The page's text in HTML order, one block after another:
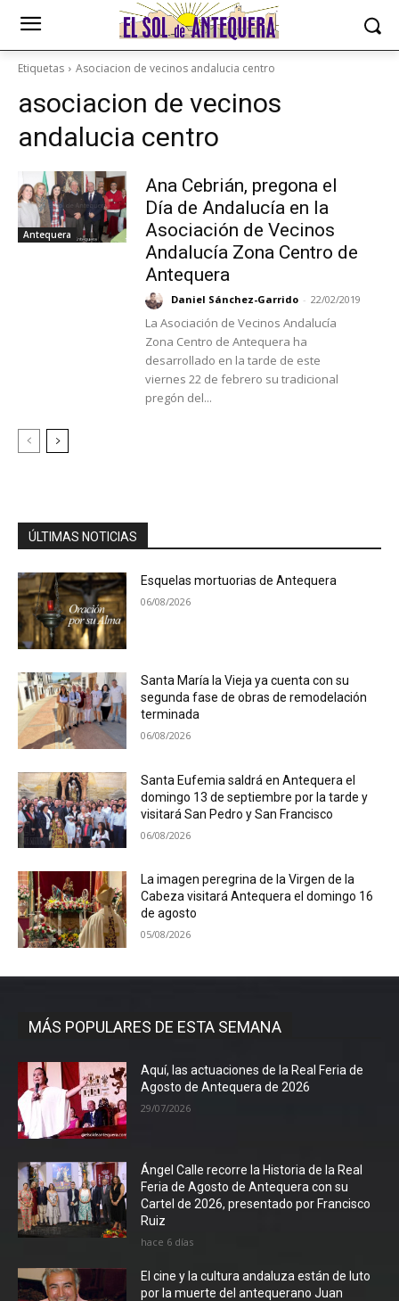
Etiquetas Asociacion de vecinos andalucia centro
asociacion de vecinos
andalucia centro
Antequera
Ana Cebrián, pregona el
Día de Andalucía en la
Asociación de Vecinos
Andalucía Zona Centro de
Antequera
Daniel Sánchez-Garrido - 22/02/2019
La Asociación de Vecinos Andalucía
Zona Centro de Antequera ha
desarrollado en la tarde de este
viernes 22 de febrero su tradicional
pregón del...
ÚLTIMAS NOTICIAS
Esquelas mortuorias de Antequera
06/08/2026
Santa María la Vieja ya cuenta con su
segunda fase de obras de remodelación
terminada
06/08/2026
Santa Eufemia saldrá en Antequera el
domingo 13 de septiembre por la tarde y
visitará San Pedro y San Francisco
06/08/2026
La imagen peregrina de la Virgen de la
Cabeza visitará Antequera el domingo 16
de agosto
05/08/2026
MÁS POPULARES DE ESTA SEMANA
Aquí, las actuaciones de la Real Feria de
Agosto de Antequera de 2026
29/07/2026
Ángel Calle recorre la Historia de la Real
Feria de Agosto de Antequera con su
Cartel de 2026, presentado por Francisco
Ruiz
hace 6 días
El cine y la cultura andaluza están de luto
por la muerte del antequerano Juan